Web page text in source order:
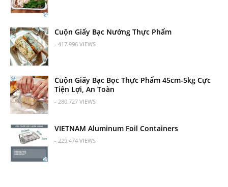
Cuộn Giấy Bạc Nướng Thực Phẩm
- 417.996 VIEWS
Cuộn Giấy Bạc Bọc Thực Phẩm 45cm-5kg Cực
Tiện Lợi, An Toàn
- 280.727 VIEWS
VIETNAM Aluminum Foil Containers
- 229.474 VIEWS